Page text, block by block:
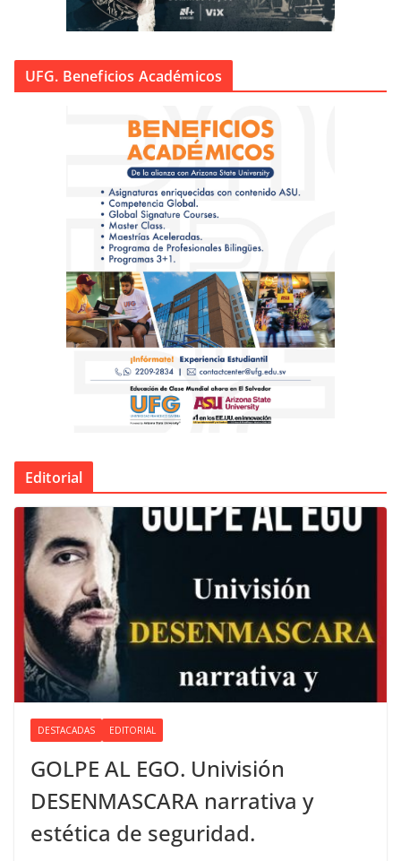
UFG. Beneficios Académicos
Editorial
DESTACADAS EDITORIAL
GOLPE AL EGO. Univisión
DESENMASCARA narrativa y
estética de seguridad.